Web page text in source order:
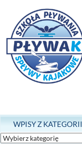
WPISY Z KATEGORII
Wpisy
z